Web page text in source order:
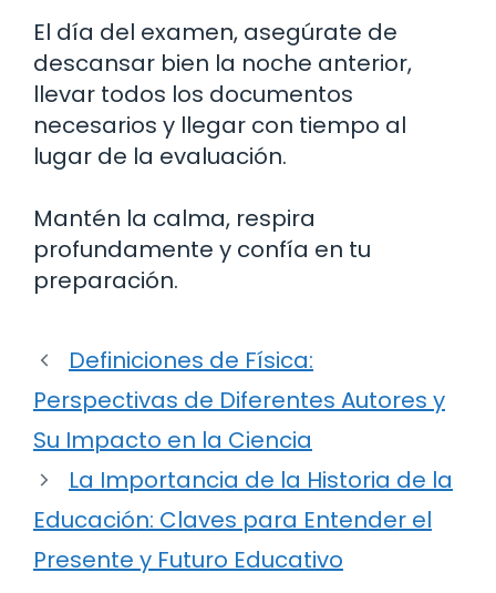
El día del examen, asegúrate de
descansar bien la noche anterior,
llevar todos los documentos
necesarios y llegar con tiempo al
lugar de la evaluación.
Mantén la calma, respira
profundamente y confía en tu
preparación.
Definiciones de Física:
Perspectivas de Diferentes Autores y
Su Impacto en la Ciencia
La Importancia de la Historia de la
Educación: Claves para Entender el
Presente y Futuro Educativo